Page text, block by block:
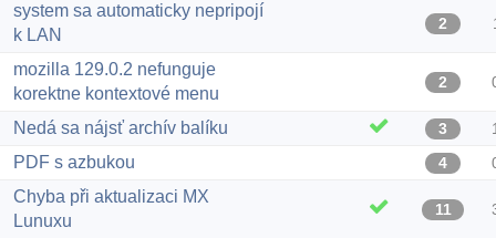
system sa automaticky nepripojí
k LAN
2
mozilla 129.0.2 nefunguje
korektne kontextové menu
2
Nedá sa nájsť archív balíku 3
PDF s azbukou 4
Chyba při aktualizaci MX
Lunuxu
11